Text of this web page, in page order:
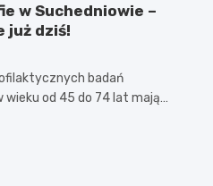
w Suchedniowie –
już dziś!
badań
od 45 do 74 lat mają…